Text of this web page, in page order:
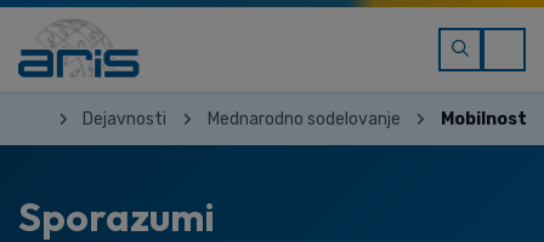
Dejavnosti Mednarodno sodelovanje Mobilnost
Sporazumi